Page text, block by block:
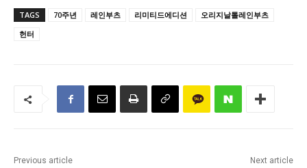
TAGS 70주년 레인부츠 리미티드에디션
오리지날톨레인부츠
헌터
Previous article Next article